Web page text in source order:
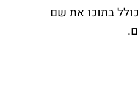
בתוכו את שם